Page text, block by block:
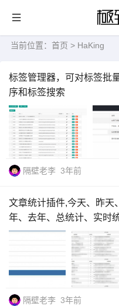
当前位置： 首页 > HaKing
标签管理器，可对标签批
序和标签搜索
隔壁老李 3年前
文章统计插件,今天、昨天
年、去年、总统计、实时
隔壁老李 3年前